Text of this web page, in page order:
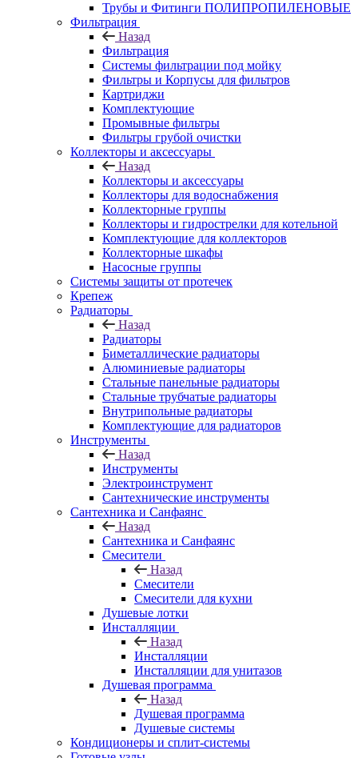
Трубы и Фитинги ПОЛИПРОПИЛЕНОВЫЕ
Фильтрация
Назад
Фильтрация
Системы фильтрации под мойку
Фильтры и Корпусы для фильтров
Картриджи
Комплектующие
Промывные фильтры
Фильтры грубой очистки
Коллекторы и аксессуары
Назад
Коллекторы и аксессуары
Коллекторы для водоснабжения
Коллекторные группы
Коллекторы и гидрострелки для котельной
Комплектующие для коллекторов
Коллекторные шкафы
Насосные группы
Системы защиты от протечек
Крепеж
Радиаторы
Назад
Радиаторы
Биметаллические радиаторы
Алюминиевые радиаторы
Стальные панельные радиаторы
Стальные трубчатые радиаторы
Внутрипольные радиаторы
Комплектующие для радиаторов
Инструменты
Назад
Инструменты
Электроинструмент
Сантехнические инструменты
Сантехника и Санфаянс
Назад
Сантехника и Санфаянс
Смесители
Назад
Смесители
Смесители для кухни
Душевые лотки
Инсталляции
Назад
Инсталляции
Инсталляции для унитазов
Душевая программа
Назад
Душевая программа
Душевые системы
Кондиционеры и сплит-системы